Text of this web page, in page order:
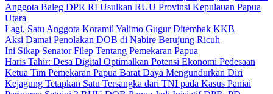
Anggota Baleg DPR RI Usulkan RUU Provinsi Kepulauan Papua
Utara
Lagi, Satu Anggota Koramil Yalimo Gugur Ditembak KKB
Aksi Damai Penolakan DOB di Nabire Berujung Ricuh
Ini Sikap Senator Filep Tentang Pemekaran Papua
Haris Tahir: Desa Digital Optimalkan Potensi Ekonomi Pedesaan
Ketua Tim Pemekaran Papua Barat Daya Mengundurkan Diri
Kejagung Tetapkan Satu Tersangka dari TNI pada Kasus Paniai